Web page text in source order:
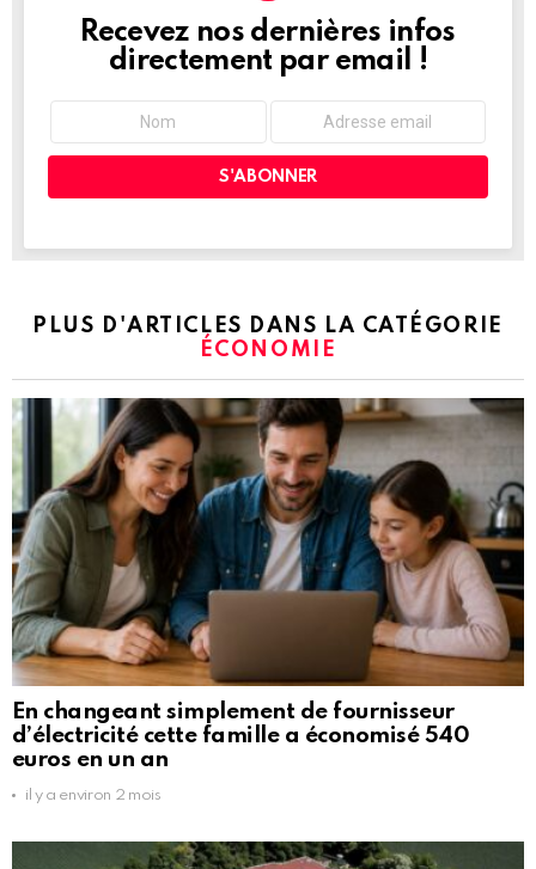
NEWSLETTER
Recevez nos dernières infos
directement par email !
PLUS D'ARTICLES DANS LA CATÉGORIE
ÉCONOMIE
En changeant simplement de fournisseur
d’électricité cette famille a économisé 540
euros en un an
il y a environ 2 mois